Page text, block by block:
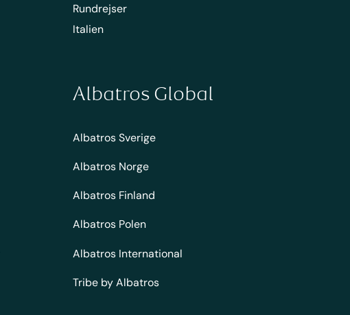
Rundrejser
Italien
Albatros Global
Albatros Sverige
Albatros Norge
Albatros Finland
Albatros Polen
Albatros International
Tribe by Albatros